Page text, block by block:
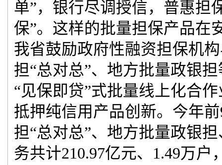
单”，银行尽调授信，普惠担
保”。这样的批量担保产品在
我省鼓励政府性融资担保机
担“总对总”、地方批量政银
“见保即贷”式批量线上化合
抵押纯信用产品创新。今年
担“总对总”、地方批量政银
务共计210.97亿元、1.49万户